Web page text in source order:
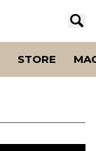
STORE